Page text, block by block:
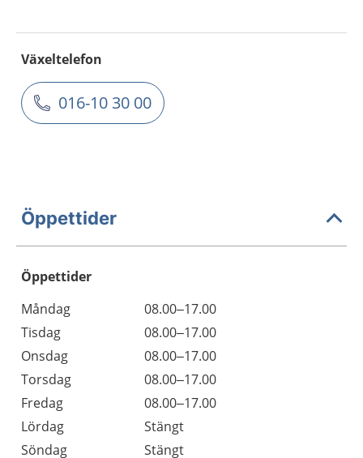
Växeltelefon
016-10 30 00
Öppettider
Öppettider
Dag
Öppettider
Kommentarer
Måndag
08.00–17.00
Tisdag
08.00–17.00
Onsdag
08.00–17.00
Torsdag
08.00–17.00
Fredag
08.00–17.00
Lördag
Stängt
Söndag
Stängt